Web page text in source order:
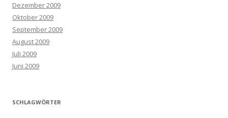
Dezember 2009
Oktober 2009
September 2009
August 2009
Juli 2009
Juni 2009
SCHLAGWÖRTER